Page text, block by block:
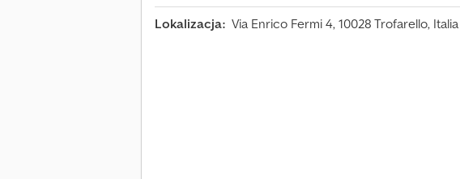
Lokalizacja: Via Enrico Fermi 4, 10028 Trofarello, Italia